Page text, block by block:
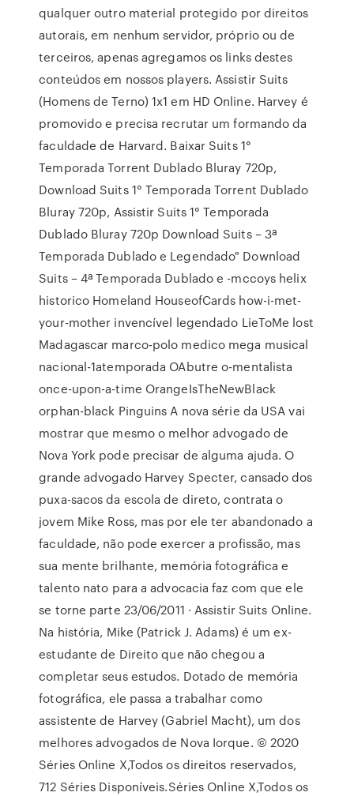
qualquer outro material protegido por direitos
autorais, em nenhum servidor, próprio ou de
terceiros, apenas agregamos os links destes
conteúdos em nossos players. Assistir Suits
(Homens de Terno) 1x1 em HD Online. Harvey é
promovido e precisa recrutar um formando da
faculdade de Harvard. Baixar Suits 1°
Temporada Torrent Dublado Bluray 720p,
Download Suits 1° Temporada Torrent Dublado
Bluray 720p, Assistir Suits 1° Temporada
Dublado Bluray 720p Download Suits – 3ª
Temporada Dublado e Legendado" Download
Suits – 4ª Temporada Dublado e -mccoys helix
historico Homeland HouseofCards how-i-met-
your-mother invencível legendado LieToMe lost
Madagascar marco-polo medico mega musical
nacional-1atemporada OAbutre o-mentalista
once-upon-a-time OrangeIsTheNewBlack
orphan-black Pinguins A nova série da USA vai
mostrar que mesmo o melhor advogado de
Nova York pode precisar de alguma ajuda. O
grande advogado Harvey Specter, cansado dos
puxa-sacos da escola de direto, contrata o
jovem Mike Ross, mas por ele ter abandonado a
faculdade, não pode exercer a profissão, mas
sua mente brilhante, memória fotográfica e
talento nato para a advocacia faz com que ele
se torne parte 23/06/2011 · Assistir Suits Online.
Na história, Mike (Patrick J. Adams) é um ex-
estudante de Direito que não chegou a
completar seus estudos. Dotado de memória
fotográfica, ele passa a trabalhar como
assistente de Harvey (Gabriel Macht), um dos
melhores advogados de Nova Iorque. © 2020
Séries Online X,Todos os direitos reservados,
712 Séries Disponíveis.Séries Online X,Todos os